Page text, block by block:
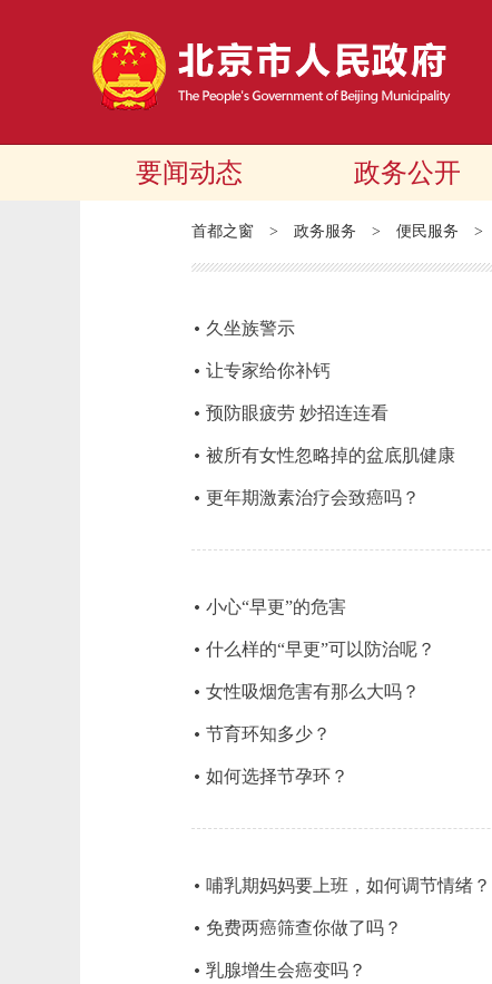
要闻动态 政务公开
首都之窗 > 政务服务 > 便民服务 >
久坐族警示
让专家给你补钙
预防眼疲劳 妙招连连看
被所有女性忽略掉的盆底肌健康
更年期激素治疗会致癌吗？
小心“早更”的危害
什么样的“早更”可以防治呢？
女性吸烟危害有那么大吗？
节育环知多少？
如何选择节孕环？
哺乳期妈妈要上班，如何调节情绪？
免费两癌筛查你做了吗？
乳腺增生会癌变吗？